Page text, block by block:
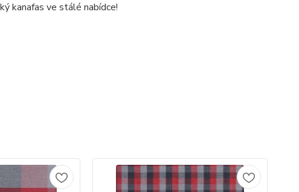
kanafas ve stálé nabídce!